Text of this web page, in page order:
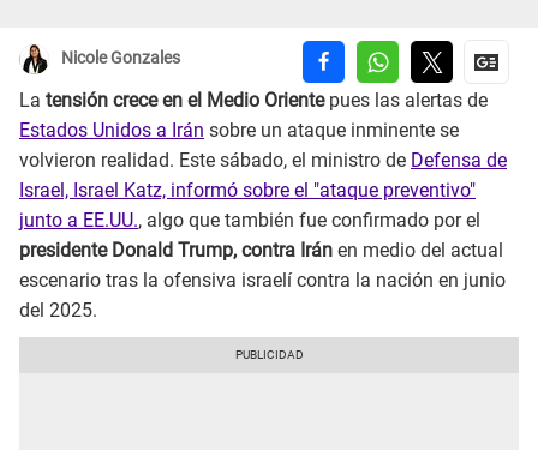
Nicole Gonzales
La tensión crece en el Medio Orientepues las alertas de
Estados Unidos a Irán sobre un ataque inminente se
volvieron realidad. Este sábado, el ministro de Defensa de
Israel, Israel Katz, informó sobre el "ataque preventivo"
junto a EE.UU., algo que también fue confirmado por el
presidente Donald Trump, contra Irán en medio del actual
escenario tras la ofensiva israelí contra la nación en junio
del 2025.